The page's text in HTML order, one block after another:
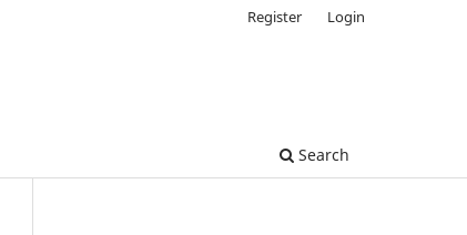
Search
Register Login